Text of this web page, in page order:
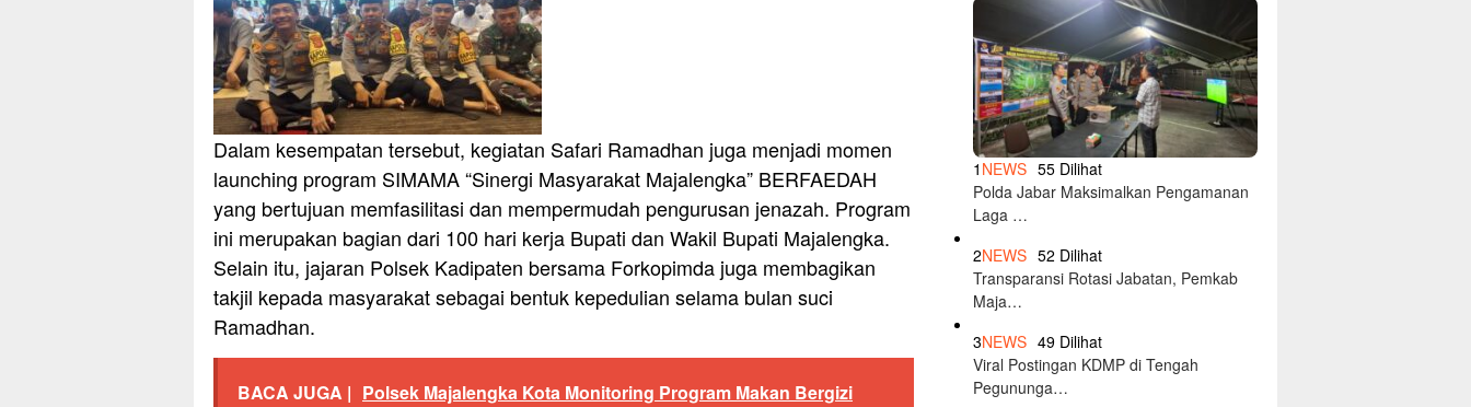
Dalam kesempatan tersebut, kegiatan Safari Ramadhan juga menjadi momen
launching program SIMAMA “Sinergi Masyarakat Majalengka” BERFAEDAH
yang bertujuan memfasilitasi dan mempermudah pengurusan jenazah. Program
ini merupakan bagian dari 100 hari kerja Bupati dan Wakil Bupati Majalengka.
Selain itu, jajaran Polsek Kadipaten bersama Forkopimda juga membagikan
takjil kepada masyarakat sebagai bentuk kepedulian selama bulan suci
Ramadhan.
BACA JUGA | Polsek Majalengka Kota Monitoring Program Makan Bergizi
1 NEWS 55 Dilihat
Polda Jabar Maksimalkan Pengamanan
Laga …
2NEWS 52 Dilihat
Transparansi Rotasi Jabatan, Pemkab
Maja…
3NEWS 49 Dilihat
Viral Postingan KDMP di Tengah
Pegununga…